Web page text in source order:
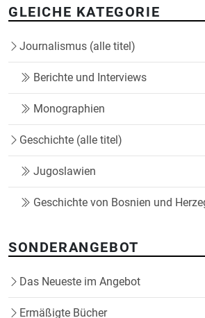
GLEICHE KATEGORIE
Journalismus (alle titel)
Berichte und Interviews
Monographien
Geschichte (alle titel)
Jugoslawien
Geschichte von Bosnien und
SONDERANGEBOT
Das Neueste im Angebot
Ermäßigte Bücher